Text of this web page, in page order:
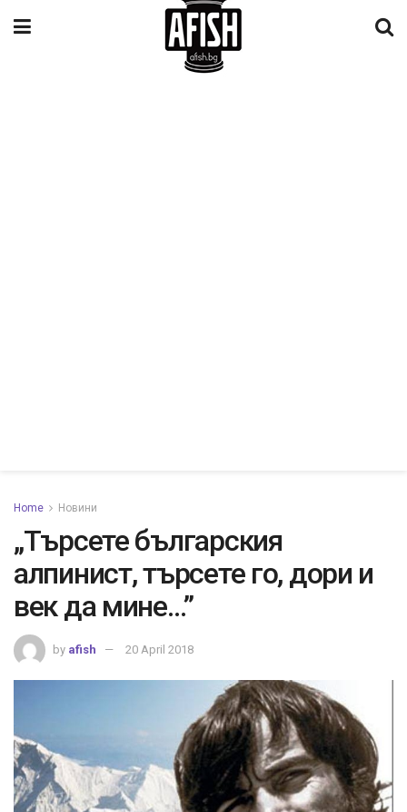
Home Новини
„Търсете българския
алпинист, търсете го, дори и
век да мине…”
by afish 20 April 2018